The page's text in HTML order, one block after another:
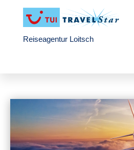
Reiseagentur Loitsch